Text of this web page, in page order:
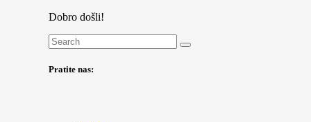
Dobro došli!
Pratite nas: